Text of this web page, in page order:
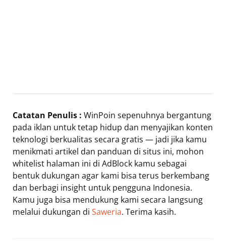
Catatan Penulis : WinPoin sepenuhnya bergantung
pada iklan untuk tetap hidup dan menyajikan konten
teknologi berkualitas secara gratis — jadi jika kamu
menikmati artikel dan panduan di situs ini, mohon
whitelist halaman ini di AdBlock kamu sebagai
bentuk dukungan agar kami bisa terus berkembang
dan berbagi insight untuk pengguna Indonesia.
Kamu juga bisa mendukung kami secara langsung
melalui dukungan di Saweria. Terima kasih.